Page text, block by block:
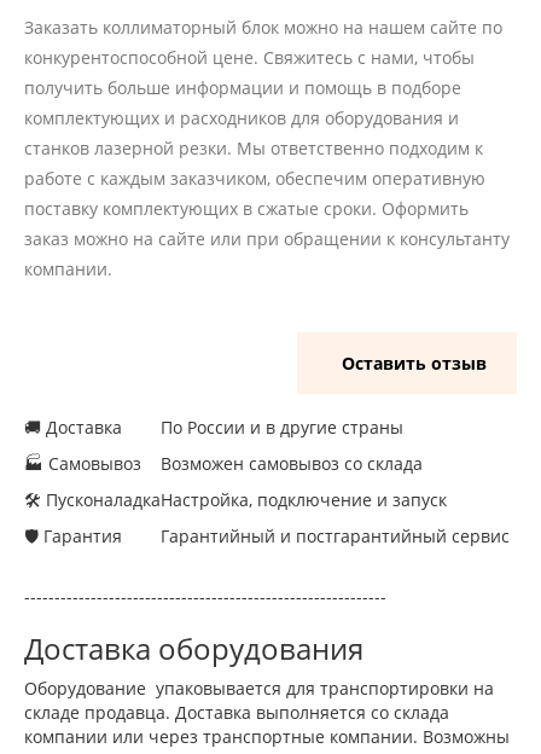
Заказать коллиматорный блок можно на нашем сайте по
конкурентоспособной цене. Свяжитесь с нами, чтобы
получить больше информации и помощь в подборе
комплектующих и расходников для оборудования и
станков лазерной резки. Мы ответственно подходим к
работе с каждым заказчиком, обеспечим оперативную
поставку комплектующих в сжатые сроки. Оформить
заказ можно на сайте или при обращении к консультанту
компании.
Оставить отзыв
🚚 Доставка
🏭 Самовывоз
🛠 Пусконаладка
🛡 Гарантия
По России и в другие страны
Возможен самовывоз со склада
Настройка, подключение и запуск
Гарантийный и постгарантийный сервис
------------------------------------------------------------
Доставка оборудования
Оборудование упаковывается для транспортировки на
складе продавца. Доставка выполняется со склада
компании или через транспортные компании. Возможны